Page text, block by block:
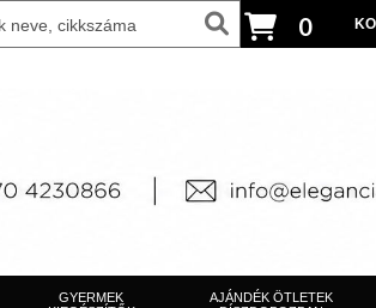
0
GYERMEK
AJÁNDÉK ÖTLETEK